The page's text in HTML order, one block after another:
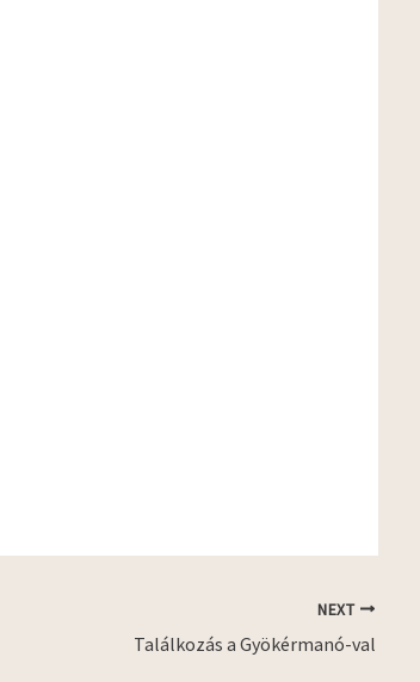
NEXT
Találkozás a Gyökérmanó-val